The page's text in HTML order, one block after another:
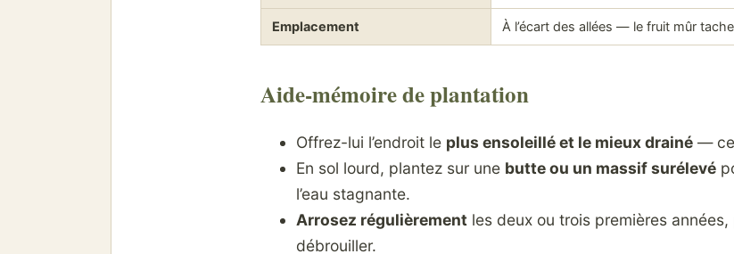
Emplacement À l’écart des allées — le fruit mûr tache
Aide-mémoire de plantation
Offrez-lui l’endroit le plus ensoleillé et le mieux drainé —
En sol lourd, plantez sur une butte ou un massif surélevé
l’eau stagnante.
Arrosez régulièrement les deux ou trois premières
débrouiller.